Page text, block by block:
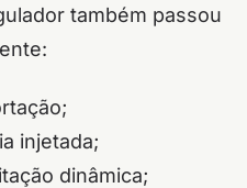
também passou
injetada;
dinâmica;